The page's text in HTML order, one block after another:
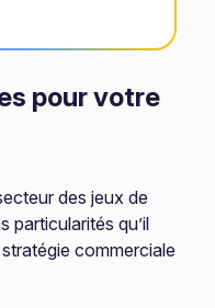
pour votre
des jeux de
particularités qu’il
commerciale